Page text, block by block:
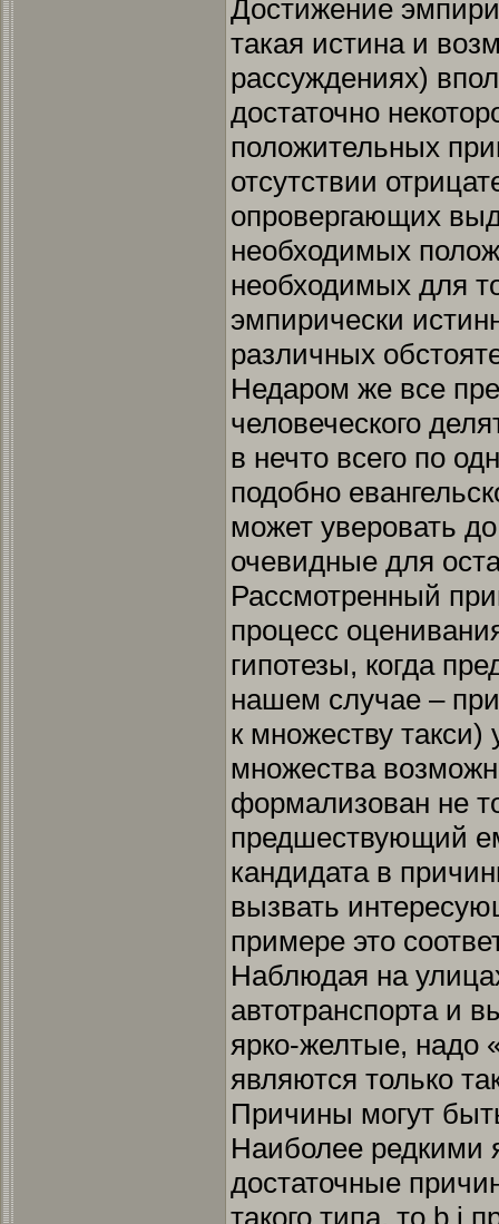
Достижение
такая истина и
рассуждениях)
достаточно
положительных
отсутствии
опровергающих
необходимых
необходимых для
эмпирически
различных
Недаром же все
человеческого
в нечто всего по
подобно
может уверовать
очевидные для
Рассмотренный
процесс
гипотезы, когда
нашем случае –
к множеству
множества
формализован не
предшествующий
кандидата в
вызвать
примере это
Наблюдая на
автотранспорта и
ярко-желтые, надо
являются только
Причины могут
Наиболее редкими
достаточные
такого типа, то b j